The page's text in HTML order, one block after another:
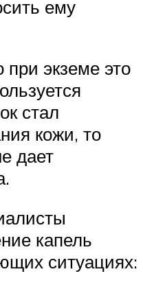
ему
при экземе это
стал
кожи, то
дает
капель
ситуациях: